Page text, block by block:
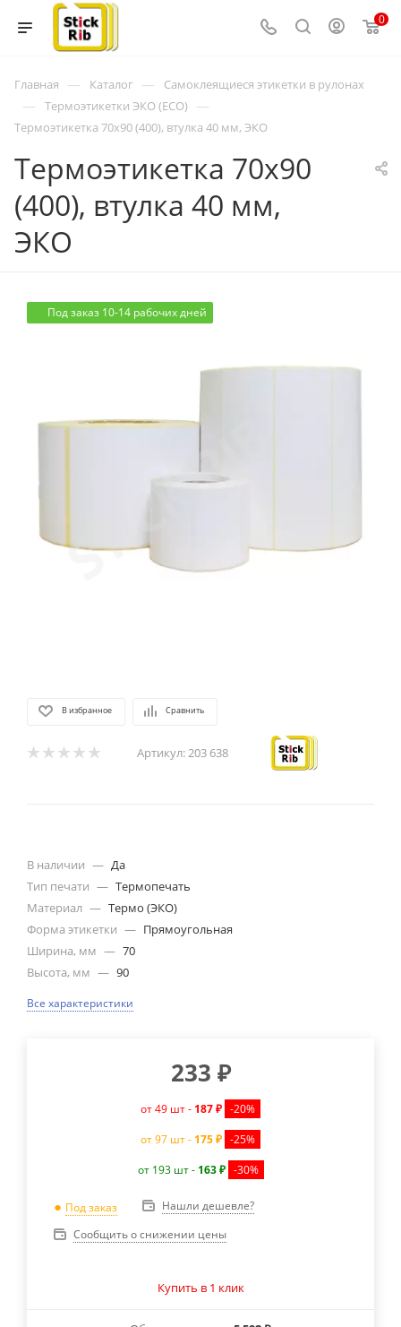
0
Главная — Каталог — Самоклеящиеся этикетки в рулонах
— Термоэтикетки ЭКО (ECO) —
Термоэтикетка 70x90 (400), втулка 40 мм, ЭКО
Термоэтикетка 70x90
(400), втулка 40 мм,
ЭКО
Под заказ 10-14 рабочих дней
В избранное Сравнить
Артикул:203 638
В наличии — Да
Тип печати — Термопечать
Материал — Термо (ЭКО)
Форма этикетки — Прямоугольная
Ширина, мм — 70
Высота, мм — 90
Все характеристики
233 ₽
от 49 шт - 187 ₽ -20%
от 97 шт - 175 ₽ -25%
от 193 шт - 163 ₽ -30%
Под заказ
Нашли дешевле?
Сообщить о снижении цены
Купить в 1 клик